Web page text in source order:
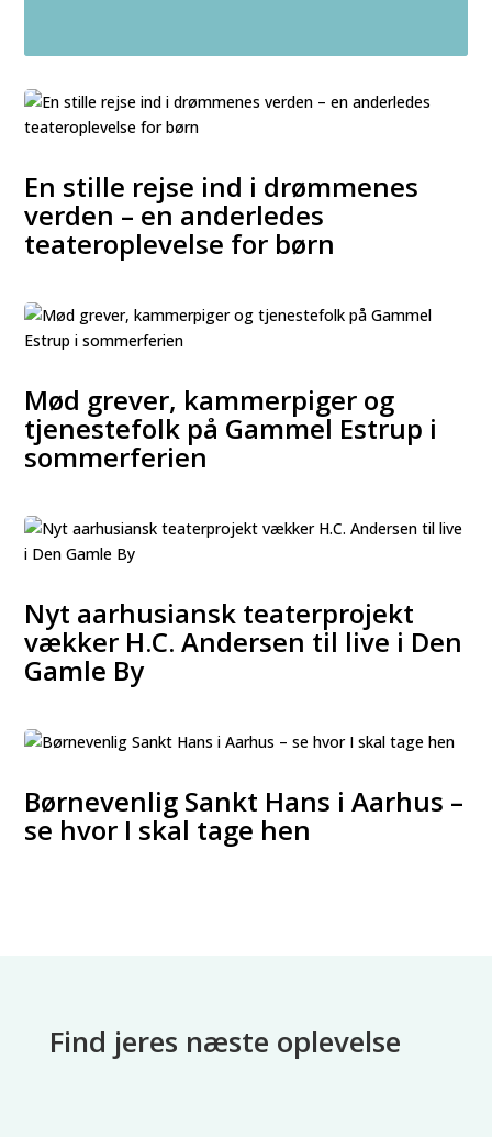
En stille rejse ind i drømmenes
verden – en anderledes
teateroplevelse for børn
Mød grever, kammerpiger og
tjenestefolk på Gammel Estrup i
sommerferien
Nyt aarhusiansk teaterprojekt
vækker H.C. Andersen til live i Den
Gamle By
Børnevenlig Sankt Hans i Aarhus –
se hvor I skal tage hen
Find jeres næste oplevelse